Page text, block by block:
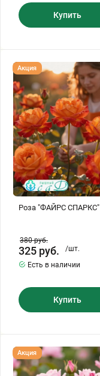
Купить
Роза
"ФАЙРС
СПАРКС"
Роза "ФАЙРС СПАРКС"
Акция
380руб.
325 руб.
/шт.
Есть в наличии
Купить
Роза
"СВИТ
АДЕЛИН"
Акция